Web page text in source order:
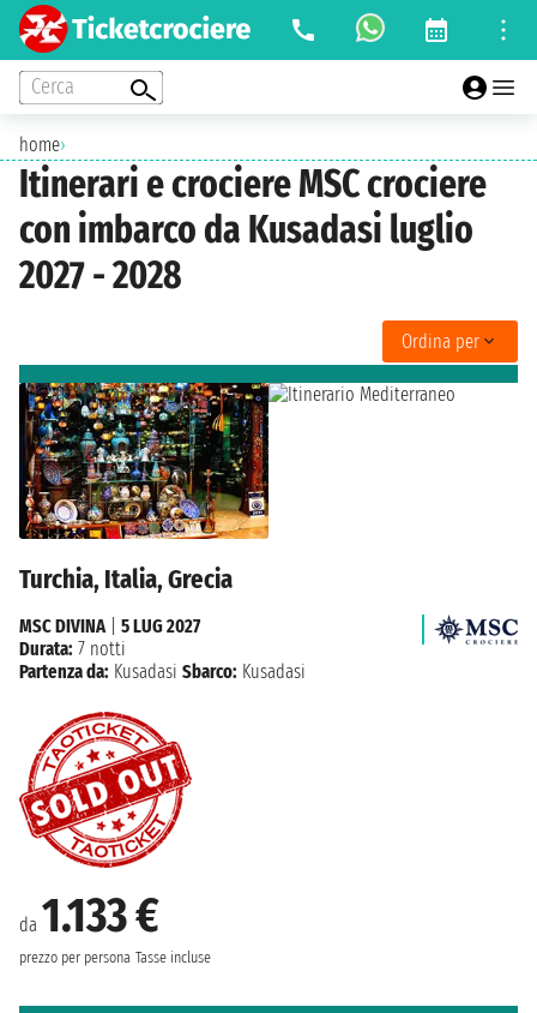
Cerca
home›
Itinerari e crociere MSC crociere
con imbarco da Kusadasi luglio
2027 - 2028
Ordina per
Turchia, Italia, Grecia
da 1.133 €
prezzo per persona Tasse incluse
MSC DIVINA
5 LUG 2027
Durata: 7 notti
Partenza da: Kusadasi Sbarco: Kusadasi